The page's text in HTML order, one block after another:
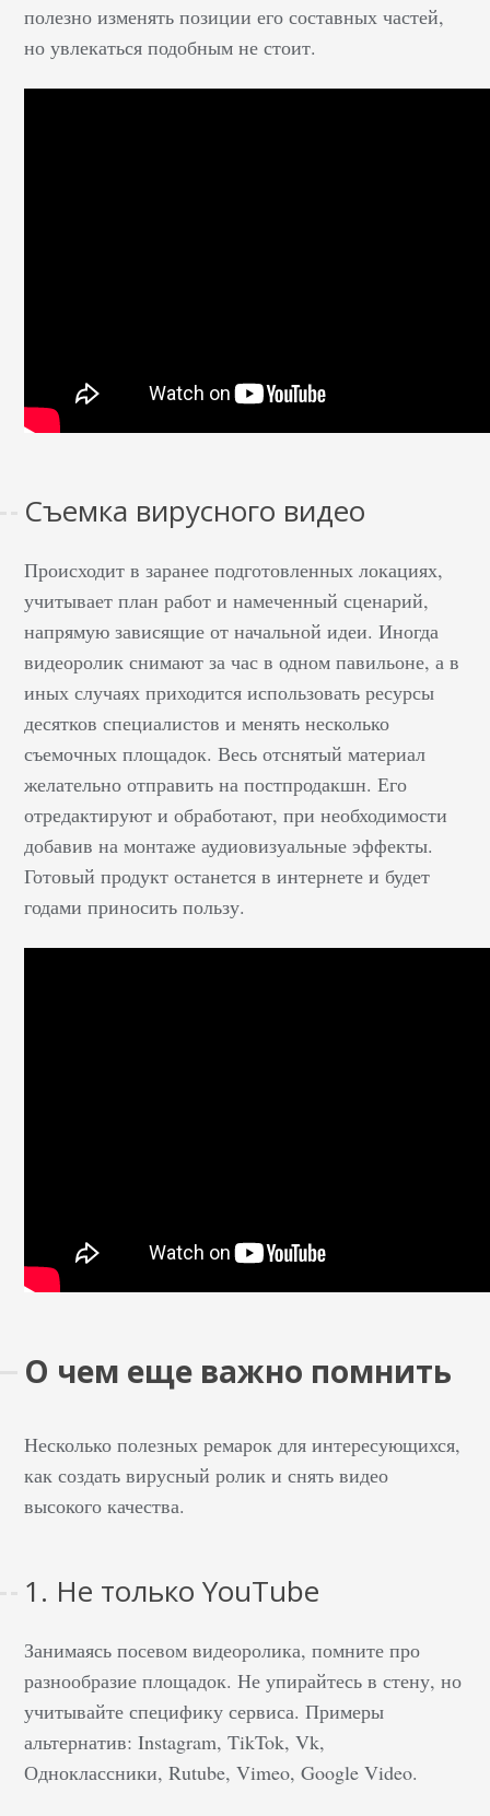
полезно изменять позиции его составных частей,
но увлекаться подобным не стоит.
Съемка вирусного видео
Происходит в заранее подготовленных локациях,
учитывает план работ и намеченный сценарий,
напрямую зависящие от начальной идеи. Иногда
видеоролик снимают за час в одном павильоне, а в
иных случаях приходится использовать ресурсы
десятков специалистов и менять несколько
съемочных площадок. Весь отснятый материал
желательно отправить на постпродакшн. Его
отредактируют и обработают, при необходимости
добавив на монтаже аудиовизуальные эффекты.
Готовый продукт останется в интернете и будет
годами приносить пользу.
О чем еще важно помнить
Несколько полезных ремарок для интересующихся,
как создать вирусный ролик и снять видео
высокого качества.
1. Не только YouTube
Занимаясь посевом видеоролика, помните про
разнообразие площадок. Не упирайтесь в стену, но
учитывайте специфику сервиса. Примеры
альтернатив: Instagram, TikTok, Vk,
Одноклассники, Rutube, Vimeo, Google Video.